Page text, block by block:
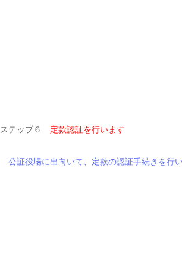
ステップ６ 定款認証を行います
公証役場に出向いて、定款の認証手続きを行